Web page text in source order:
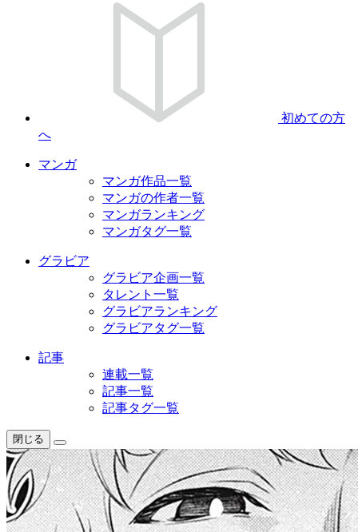
初めての方
へ
マンガ
マンガ作品一覧
マンガの作者一覧
マンガランキング
マンガタグ一覧
グラビア
グラビア企画一覧
タレント一覧
グラビアランキング
グラビアタグ一覧
記事
連載一覧
記事一覧
記事タグ一覧
閉じる